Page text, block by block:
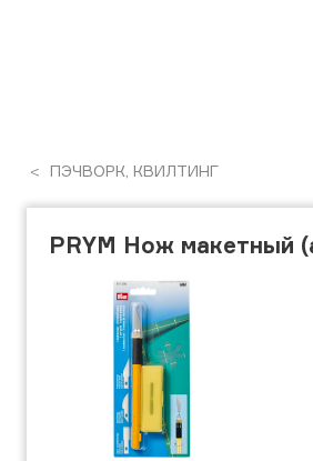
ПЭЧВОРК, КВИЛТИНГ
PRYM Нож макетный